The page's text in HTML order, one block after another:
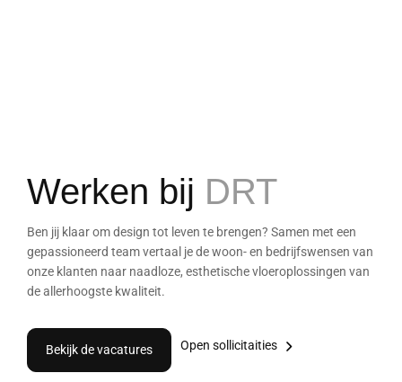
Werken bij DRT
Ben jij klaar om design tot leven te brengen? Samen met een
gepassioneerd team vertaal je de woon- en bedrijfswensen van
onze klanten naar naadloze, esthetische vloeroplossingen van
de allerhoogste kwaliteit.
Bekijk de vacatures Open sollicitaities